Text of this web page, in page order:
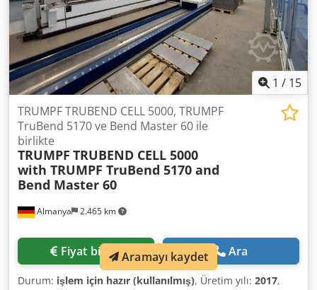
1 / 15
Almanya 2.465 km
TRUMPF TRUBEND CELL 5000, TRUMPF
TruBend 5170 ve Bend Master 60 ile
birlikte
TRUMPF TRUBEND CELL 5000
with TRUMPF TruBend 5170 and
Bend Master 60
Fiyat bilgisi Ara
Durum: işlem için hazır (kullanılmış), Üretim yılı: 2017,
Aramayı kaydet